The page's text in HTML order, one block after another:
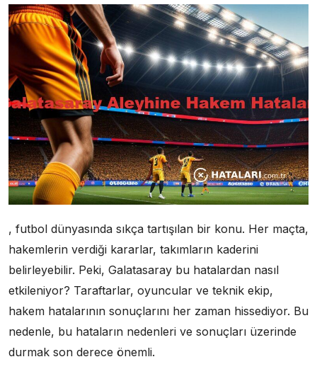
, futbol dünyasında sıkça tartışılan bir konu. Her maçta,
hakemlerin verdiği kararlar, takımların kaderini
belirleyebilir. Peki, Galatasaray bu hatalardan nasıl
etkileniyor? Taraftarlar, oyuncular ve teknik ekip,
hakem hatalarının sonuçlarını her zaman hissediyor. Bu
nedenle, bu hataların nedenleri ve sonuçları üzerinde
durmak son derece önemli.